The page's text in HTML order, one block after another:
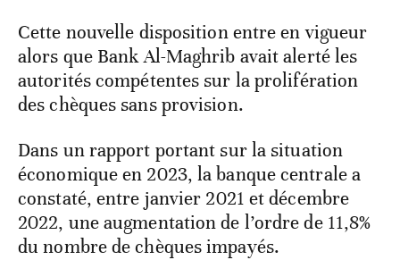
Cette nouvelle disposition entre en vigueur
alors que Bank Al-Maghrib avait alerté les
autorités compétentes sur la prolifération
des chèques sans provision.
Dans un rapport portant sur la situation
économique en 2023, la banque centrale a
constaté, entre janvier 2021 et décembre
2022, une augmentation de l’ordre de 11,8%
du nombre de chèques impayés.